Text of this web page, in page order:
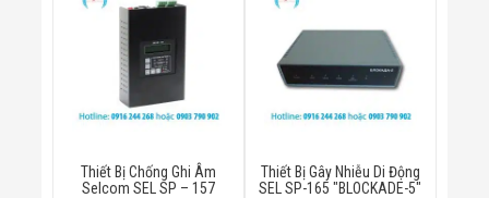
Trường Học
Dự Án Ngành
Điện Tử
Công An - Quân
Dự Án Khối Nhà
Máy
Thiết Bị Chống Ghi Âm
Selcom SEL SP – 157
Thiết Bị Gây Nhiễu Di Động
SEL SP-165 "BLOCKADE-5"